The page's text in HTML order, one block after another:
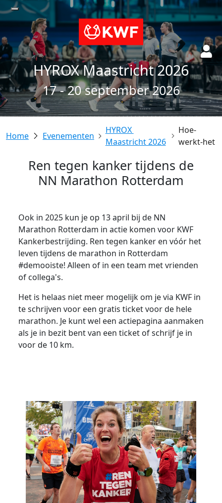
HYROX Maastricht 2026
17 - 20 september 2026
Evenementen
HYROX
Maastricht 2026
Hoe-
werkt-het
Ren tegen kanker tijdens de
NN Marathon Rotterdam
Ook in 2025 kun je op 13 april bij de NN
Marathon Rotterdam in actie komen voor KWF
Kankerbestrijding. Ren tegen kanker en vóór het
leven tijdens de marathon in Rotterdam
#demooiste! Alleen of in een team met vrienden
of collega's.
Het is helaas niet meer mogelijk om je via KWF in
te schrijven voor een gratis ticket voor de hele
marathon. Je kunt wel een actiepagina aanmaken
als je in bezit bent van een ticket of schrijf je in
voor de 10 km.